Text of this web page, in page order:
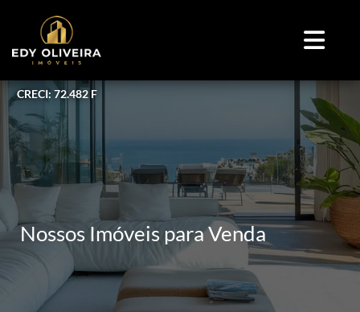
CRECI: 72.482 F
Nossos Imóveis para Venda